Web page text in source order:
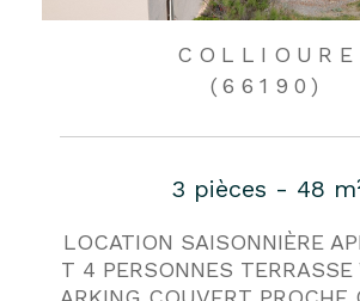
COLLIOURE
(66190)
3 pièces - 48
LOCATION SAISONNIÈRE
T 4 PERSONNES TERRASSE